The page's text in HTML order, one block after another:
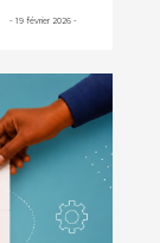
- 19 février 2026 -